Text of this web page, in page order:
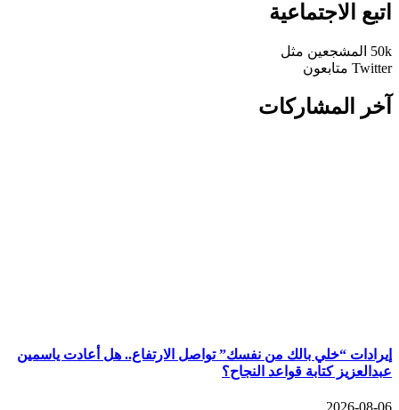
اتبع الاجتماعية
50k المشجعين مثل
Twitter متابعون
آخر المشاركات
إيرادات “خلي بالك من نفسك” تواصل الارتفاع.. هل أعادت ياسمين
عبدالعزيز كتابة قواعد النجاح؟
2026-08-06